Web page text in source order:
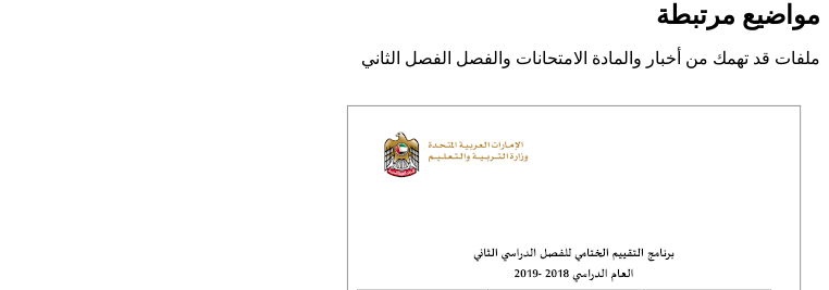
مواضيع مرتبطة
ملفات قد تهمك من أخبار والمادة الامتحانات والفصل الفصل الثاني